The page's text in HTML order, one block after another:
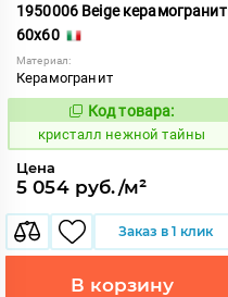
1950006 Beige керамогранит
60x60
Материал:
Керамогранит
820601
Код товара:
кристалл нежной тайны
Цена
5 054 руб./м²
Заказ в 1 клик
В корзину